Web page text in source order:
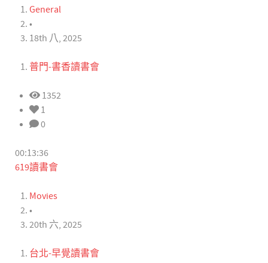
General
•
18th 八, 2025
普門-書香讀書會
1352
1
0
00:13:36
619讀書會
Movies
•
20th 六, 2025
台北-早覺讀書會